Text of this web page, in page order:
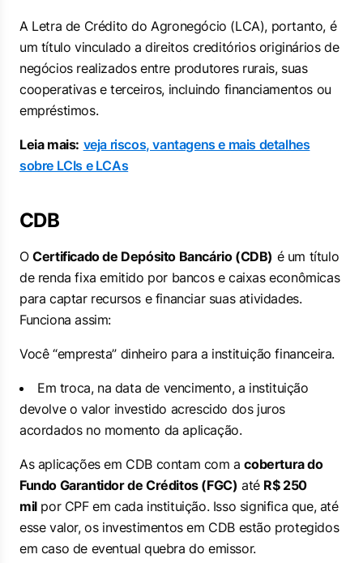
A Letra de Crédito do Agronegócio (LCA), portanto, é
um título vinculado a direitos creditórios originários de
negócios realizados entre produtores rurais, suas
cooperativas e terceiros, incluindo financiamentos ou
empréstimos.
Leia mais: veja riscos, vantagens e mais detalhes
sobre LCIs e LCAs
CDB
OCertificado de Depósito Bancário (CDB) é um título
de renda fixa emitido por bancos e caixas econômicas
para captar recursos e financiar suas atividades.
Funciona assim:
Você “empresta” dinheiro para a instituição financeira.
Em troca, na data de vencimento, a instituição
devolve o valor investido acrescido dos juros
acordados no momento da aplicação.
As aplicações em CDB contam com acobertura do
Fundo Garantidor de Créditos (FGC) até R$ 250
milpor CPF em cada instituição. Isso significa que, até
esse valor, os investimentos em CDB estão protegidos
em caso de eventual quebra do emissor.